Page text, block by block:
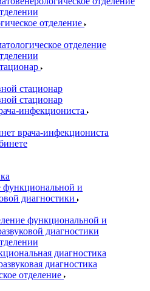
отделение
отделение
стационар
стационар
инфекциониста
врача-инфекциониста
функциональной и
диагностики
функциональной и
диагностики
диагностика
диагностика
отделение